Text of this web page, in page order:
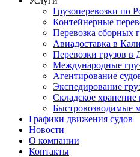
Грузоперевозки по
Контейнерные
Перевозка сборных
Авиадоставка в
Перевозки грузов в
Международные
Агентирование
Экспедирование
Складское хранение
Быстровозводимые
Графики движения судов
Новости
О компании
Контакты